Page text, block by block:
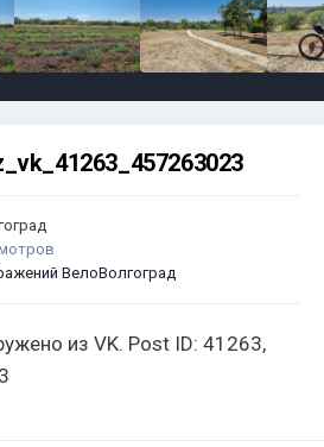
ВелоВолгоград
из VK. Post ID: 41263,